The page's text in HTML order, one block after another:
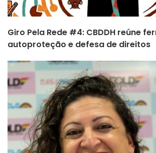
Giro Pela Rede #4: CBDDH reúne
autoproteção e defesa de direitos